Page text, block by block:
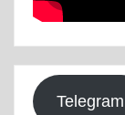
Telegram